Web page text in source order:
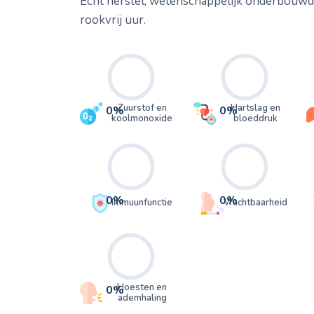
rookvrij uur.
0%Zuurstof en
koolmonoxide
0%Hartslag en
bloeddruk
0%
Immuunfunctie 0%
Vruchtbaarheid
0%Hoesten en
ademhaling